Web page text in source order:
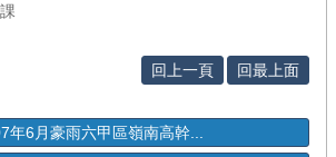
回上一頁 回最上面
年6月豪雨六甲區嶺南高幹...